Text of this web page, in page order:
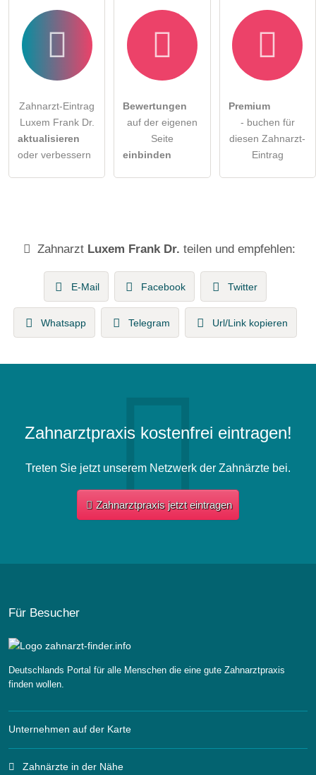
Zahnarzt-Eintrag
Luxem Frank Dr.
aktualisieren
oder verbessern
Bewertungen
auf der eigenen
Seite
einbinden
Premium
- buchen für
diesen Zahnarzt-
Eintrag
Zahnarzt Luxem Frank Dr. teilen und empfehlen:
E-Mail Facebook Twitter
Whatsapp Telegram Url/Link kopieren
Zahnarztpraxis kostenfrei eintragen!
Treten Sie jetzt unserem Netzwerk der Zahnärzte bei.
Zahnarztpraxis jetzt eintragen
Für Besucher
Deutschlands Portal für alle Menschen die eine gute Zahnarztpraxis
finden wollen.
Unternehmen auf der Karte
Zahnärzte in der Nähe